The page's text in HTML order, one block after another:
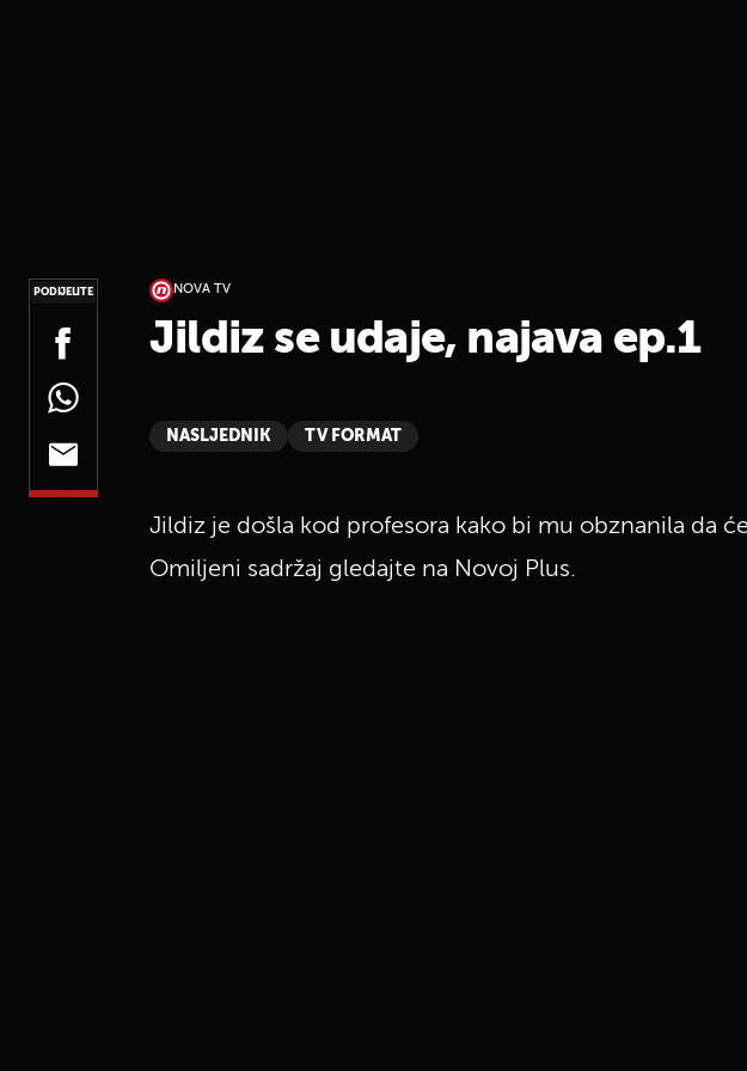
PODIJELITE NOVA TV
Jildiz se udaje, najava ep.1
NASLJEDNIK TV FORMAT
Jildiz je došla kod profesora kako bi mu obznanila da
Omiljeni sadržaj gledajte na Novoj Plus.